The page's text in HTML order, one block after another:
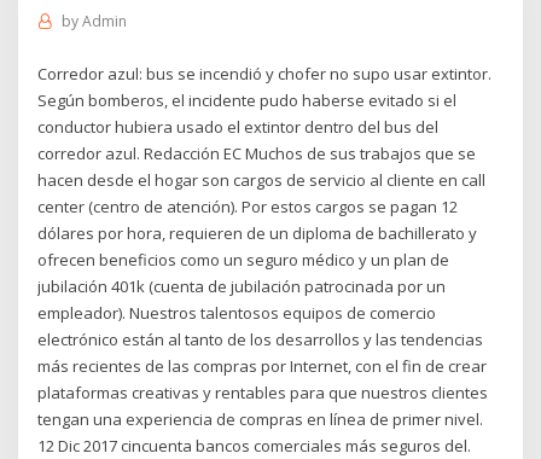
byAdmin
Corredor azul: bus se incendió y chofer no supo usar extintor.
Según bomberos, el incidente pudo haberse evitado si el
conductor hubiera usado el extintor dentro del bus del
corredor azul. Redacción EC Muchos de sus trabajos que se
hacen desde el hogar son cargos de servicio al cliente en call
center (centro de atención). Por estos cargos se pagan 12
dólares por hora, requieren de un diploma de bachillerato y
ofrecen beneficios como un seguro médico y un plan de
jubilación 401k (cuenta de jubilación patrocinada por un
empleador). Nuestros talentosos equipos de comercio
electrónico están al tanto de los desarrollos y las tendencias
más recientes de las compras por Internet, con el fin de crear
plataformas creativas y rentables para que nuestros clientes
tengan una experiencia de compras en línea de primer nivel.
12 Dic 2017 cincuenta bancos comerciales más seguros del.